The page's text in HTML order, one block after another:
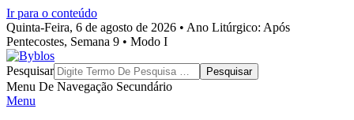
Ir para o conteúdo
Quinta-Feira, 6 de agosto de 2026 • Ano Litúrgico: Após
Pentecostes, Semana 9 • Modo I
Byblos
Pesquisar
Menu De Navegação Secundário
Menu